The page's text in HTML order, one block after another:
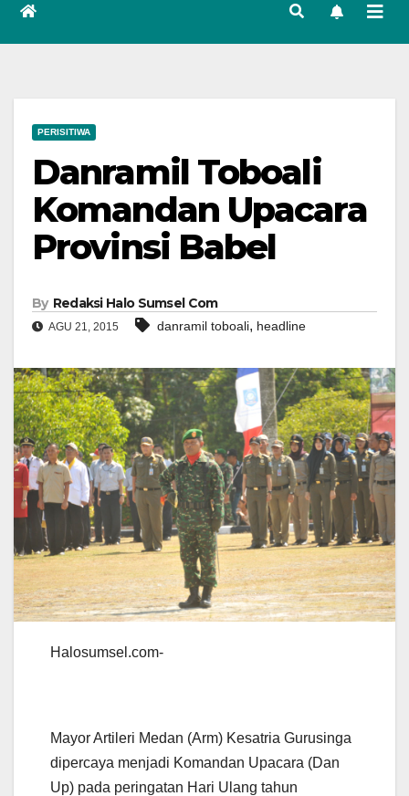
PERISITIWA
Danramil Toboali
Komandan Upacara
Provinsi Babel
By Redaksi Halo Sumsel Com
AGU 21, 2015 danramil toboali, headline
Halosumsel.com-
Mayor Artileri Medan (Arm) Kesatria Gurusinga
dipercaya menjadi Komandan Upacara (Dan
Up) pada peringatan Hari Ulang tahun